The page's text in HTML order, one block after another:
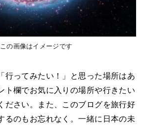
の画像はイメージです
行ってみたい！」と思った場所はあ
ト欄でお気に入りの場所や行きたい
ださい。また、このブログを旅行好
るのもお忘れなく。一緒に日本の未